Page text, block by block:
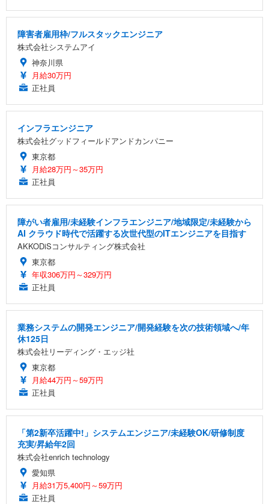
障害者雇用枠/フルスタックエンジニア
株式会社システムアイ
神奈川県
月給30万円
正社員
インフラエンジニア
株式会社グッドフィールドアンドカンパニー
東京都
月給28万円～35万円
正社員
障がい者雇用/未経験インフラエンジニア/地域限定/未経験から
AI クラウド時代で活躍する次世代型のITエンジニアを目指す
AKKODiSコンサルティング株式会社
東京都
年収306万円～329万円
正社員
業務システムの開発エンジニア/開発経験を次の技術領域へ/年
休125日
株式会社リーディング・エッジ社
東京都
月給44万円～59万円
正社員
「第2新卒活躍中!」システムエンジニア/未経験OK/研修制度
充実/昇給年2回
株式会社enrich technology
愛知県
月給31万5,400円～59万円
正社員